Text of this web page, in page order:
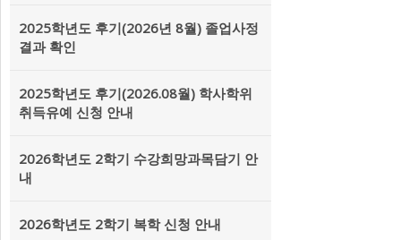
2025학년도 후기(2026년 8월) 졸업사정
결과 확인
2025학년도 후기(2026.08월) 학사학위
취득유예 신청 안내
2026학년도 2학기 수강희망과목담기 안
내
2026학년도 2학기 복학 신청 안내